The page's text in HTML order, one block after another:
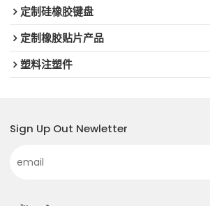
定制硅橡胶键盘
定制橡胶贴片产品
塑料注塑件
Sign Up Out Newletter